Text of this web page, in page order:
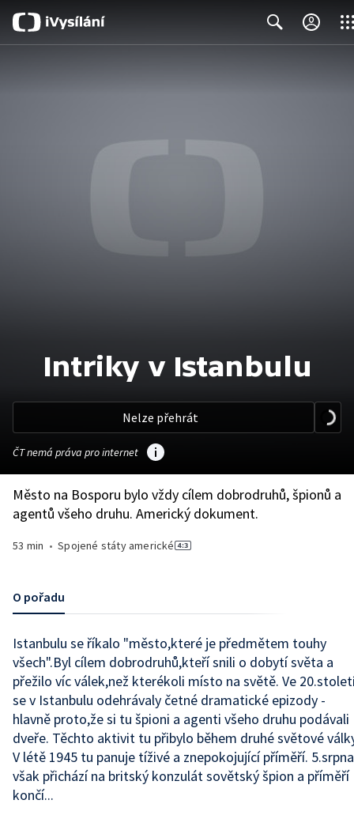
Intriky v Istanbulu
Nelze přehrát
ČT nemá práva pro internet
Město na Bosporu bylo vždy cílem dobrodruhů, špionů a
agentů všeho druhu. Americký dokument.
53 min •Spojené státy americké
O pořadu
Istanbulu se říkalo "město,které je předmětem touhy
všech".Byl cílem dobrodruhů,kteří snili o dobytí světa a
přežilo víc válek,než kterékoli místo na světě. Ve
se v Istanbulu odehrávaly četné dramatické epizody -
hlavně proto,že si tu špioni a agenti všeho druhu podávali
dveře. Těchto aktivit tu přibylo během druhé světové
V létě 1945 tu panuje tíživé a znepokojující příměří. 5.srpna
však přichází na britský konzulát sovětský špion a příměří
končí...